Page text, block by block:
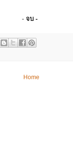
- จบ -
Home